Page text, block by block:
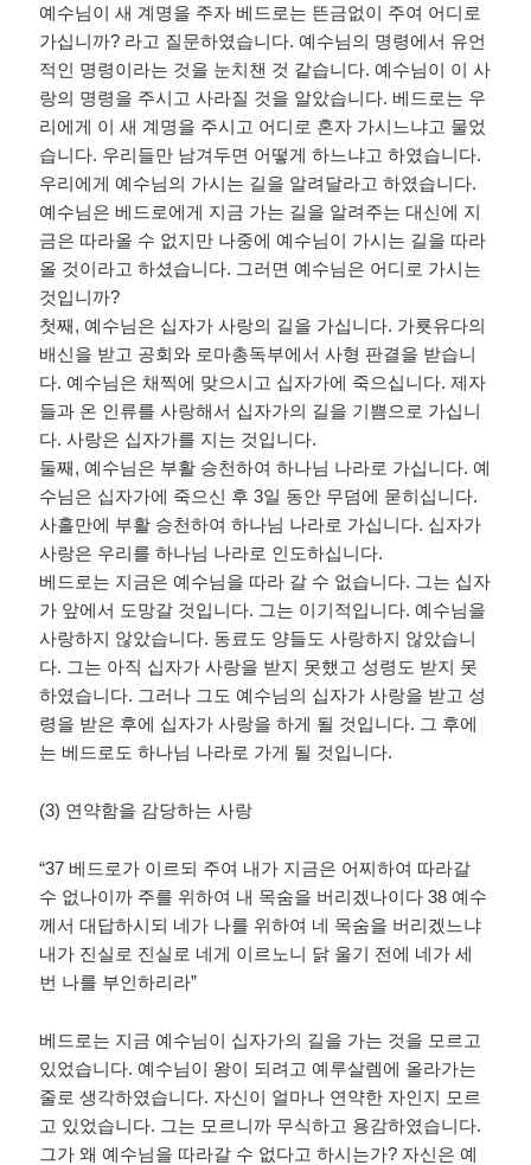
예수님이 새 계명을 주자 베드로는 뜬금없이 주여 어디로
가십니까? 라고 질문하였습니다. 예수님의 명령에서 유언
적인 명령이라는 것을 눈치챈 것 같습니다. 예수님이 이 사
랑의 명령을 주시고 사라질 것을 알았습니다. 베드로는 우
리에게 이 새 계명을 주시고 어디로 혼자 가시느냐고 물었
습니다. 우리들만 남겨두면 어떻게 하느냐고 하였습니다.
우리에게 예수님의 가시는 길을 알려달라고 하였습니다.
예수님은 베드로에게 지금 가는 길을 알려주는 대신에 지
금은 따라올 수 없지만 나중에 예수님이 가시는 길을 따라
올 것이라고 하셨습니다. 그러면 예수님은 어디로 가시는
것입니까?
첫째 , 예수님은 십자가 사랑의 길을 가십니다. 가룟유다의
배신을 받고 공회와 로마총독부에서 사형 판결을 받습니
다. 예수님은 채찍에 맞으시고 십자가에 죽으십니다.제자
들과 온 인류를 사랑해서 십자가의 길을 기쁨으로 가십니
다.사랑은 십자가를 지는 것입니다.
둘째 , 예수님은 부활 승천하여 하나님 나라로 가십니다. 예
수님은 십자가에 죽으신 후3일 동안 무덤에 묻히십니다.
사흘만에 부활 승천하여 하나님 나라로 가십니다. 십자가
사랑은 우리를 하나님 나라로 인도하십니다.
베드로는 지금은 예수님을 따라 갈 수 없습니다. 그는 십자
가 앞에서 도망갈 것입니다. 그는 이기적입니다. 예수님을
사랑하지 않았습니다. 동료도 양들도 사랑하지 않았습니
다. 그는 아직 십자가 사랑을 받지 못했고 성령도 받지 못
하였습니다. 그러나 그도 예수님의 십자가 사랑을 받고 성
령을 받은 후에 십자가 사랑을 하게 될 것입니다. 그 후에
는 베드로도 하나님 나라로 가게 될 것입니다.
(3) 연약함을 감당하는 사랑
“37 베드로가 이르되 주여 내가 지금은 어찌하여 따라갈
수 없나이까 주를 위하여 내 목숨을 버리겠나이다38 예수
께서 대답하시되 네가 나를 위하여 네 목숨을 버리겠느냐
내가 진실로 진실로 네게 이르노니 닭 울기 전에 네가 세
번 나를 부인하리라”
베드로는 지금 예수님이 십자가의 길을 가는 것을 모르고
있었습니다. 예수님이 왕이 되려고 예루살렘에 올라가는
줄로 생각하였습니다. 자신이 얼마나 연약한 자인지 모르
고 있었습니다. 그는 모르니까 무식하고 용감하였습니다.
그가 왜 예수님을 따라갈 수 없다고 하시는가? 자신은 예